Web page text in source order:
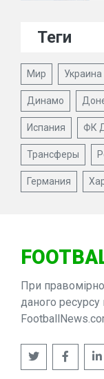
Теги
Мир Украина
Динамо
Испания ФК
Трансферы
Германия
При
даного ресурсу